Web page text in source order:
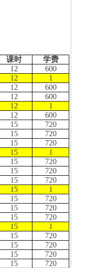
课时 学费
12
600
12
1
12 600
12
600
12
1
12 600
15
720
15
720
15
720
15 1
15
720
15
720
15
720
15 1
15
720
15
720
15
720
15 1
15
720
15
720
15
720
15
720